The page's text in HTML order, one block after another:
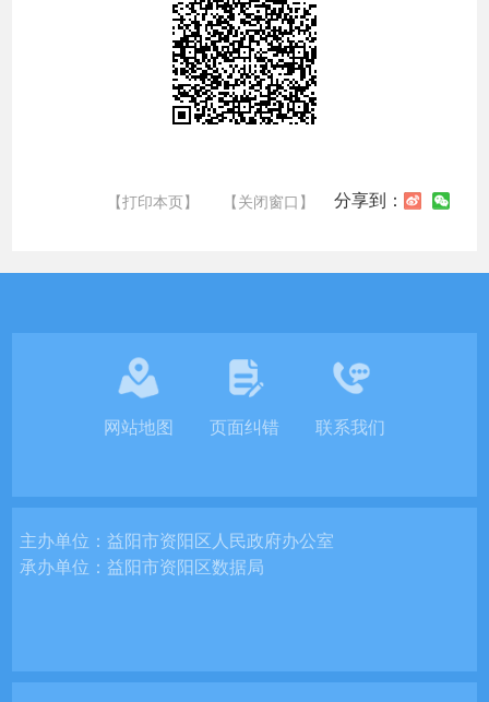
【打印本页】 【关闭窗口】 分享到：
网站地图 页面纠错 联系我们
主办单位：益阳市资阳区人民政府办公室
承办单位：益阳市资阳区数据局